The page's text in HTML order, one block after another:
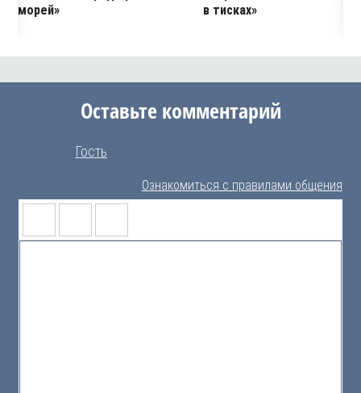
морей»
в тисках»
Оставьте комментарий
Гость
Ознакомиться с правилами общения